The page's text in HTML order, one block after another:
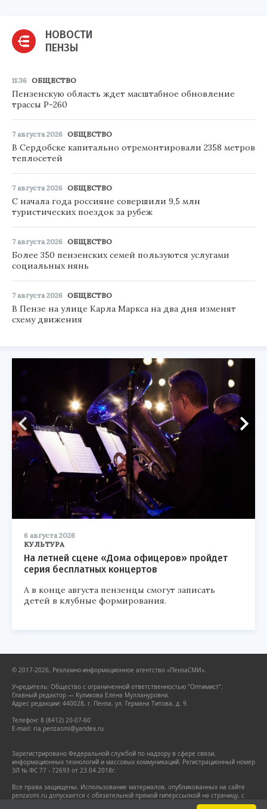
НОВОСТИ
ПЕНЗЫ
11:36 ОБЩЕСТВО
Пензенскую область ждет масштабное обновление
трассы Р-260
7 августа 2026 ОБЩЕСТВО
В Сердобске капитально отремонтировали 2358 метров
теплосетей
7 августа 2026 ОБЩЕСТВО
С начала года россияне совершили 9,5 млн
туристических поездок за рубеж
7 августа 2026 ОБЩЕСТВО
Более 350 пензенских семей пользуются услугами
социальных нянь
7 августа 2026 ОБЩЕСТВО
В Пензе на улице Карла Маркса на два дня изменят
схему движения
6 августа 2026
КУЛЬТУРА
На летней сцене «Дома офицеров» пройдет
серия бесплатных концертов
А в конце августа пензенцы смогут записать
детей в клубные формирования.
© 2017-2026, Рекламно-информационное агентство «ПензаСМИ».
Учредитель: Общество с ограниченной ответственностью "Оптимист".
Главный редактор — Куликова Елена Муллануровна.
Адрес редакции: 440028, г. Пенза, ул. Германа Титова, д. 9.
Телефон: 8 (8412) 20-07-60
E-mail: ria.penzasmi@yandex.ru
Зарегистрировано Федеральной службой по надзору в сфере связи,
информационных технологий и массовых коммуникаций. Регистрационный номер
ЭЛ № ФС 77 - 72693 от 23.04.2018г.
Все права защищены. Использование материалов, опубликованных на сайте
penzasmi.ru допускается с обязательной прямой гиперссылкой на страницу, с
которой заимствован материал. Гиперссылка должна размещаться